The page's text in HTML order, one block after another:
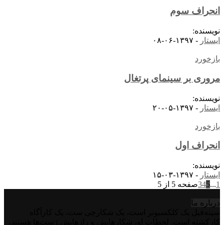
انحراف سوم
نویسنده:
ایستار - ۱۳۹۷-۰۶-۰۸
بازخورد
مروری بر سینمای پرتغال
نویسنده:
ایستار - ۱۳۹۷-۰۵-۲۰
بازخورد
انحراف اول
نویسنده:
ایستار - ۱۳۹۷-۰۳-۱۵
1
...
345 صفحه 5 از 5
درباره‌ ما